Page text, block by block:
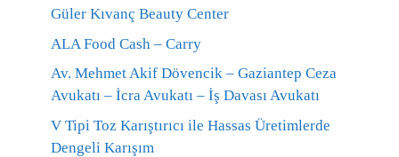
Güler Kıvanç Beauty Center
ALA Food Cash – Carry
Av. Mehmet Akif Dövencik – Gaziantep Ceza
Avukatı – İcra Avukatı – İş Davası Avukatı
V Tipi Toz Karıştırıcı ile Hassas Üretimlerde
Dengeli Karışım